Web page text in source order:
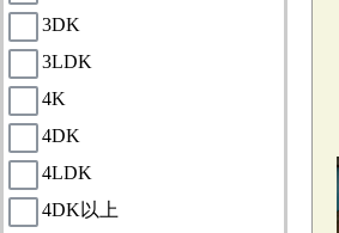
3DK
3LDK
4K
4DK
4LDK
4DK以上